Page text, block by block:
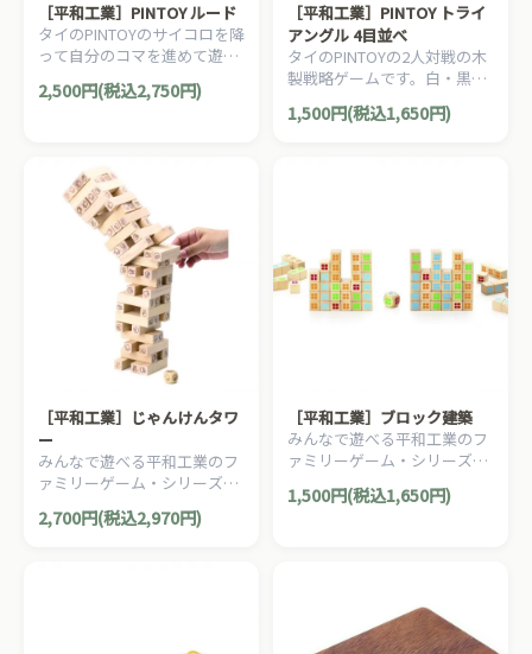
［平和工業］PINTOY ルード
タイのPINTOYのサイコロを降
って自分のコマを進めて遊ぶ
木製ゲームです。
2,500円(税込2,750円)
［平和工業］PINTOY トライ
アングル 4目並べ
タイのPINTOYの2人対戦の木
製戦略ゲームです。白・黒の
木製ビーズを交互にスティッ
クにさしていきます。
1,500円(税込1,650円)
［平和工業］じゃんけんタワ
ー
みんなで遊べる平和工業のフ
ァミリーゲーム・シリーズ。
じゃんけんがモチーフのスリ
リングなバランスゲームで
2,700円(税込2,970円)
［平和工業］ブロック建築
みんなで遊べる平和工業のフ
ァミリーゲーム・シリーズ。
ビルディングがモチーフのス
リリングなバランスゲームで
1,500円(税込1,650円)